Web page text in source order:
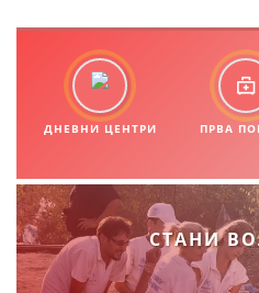
ДНЕВНИ ЦЕНТРИ ПРВА
СТАНИ